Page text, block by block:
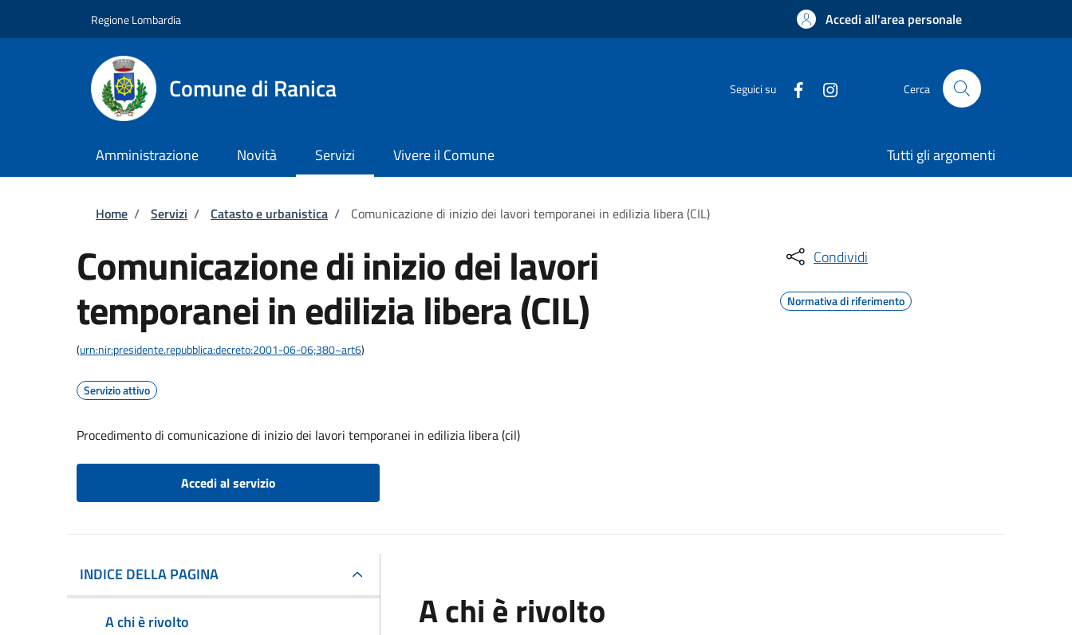
Regione Lombardia Accedi all'area personale
Comune di Ranica Seguici su Cerca
Amministrazione Novità Servizi Vivere il Comune Tutti gli argomenti
Briciole di pane
Home / Servizi / Catasto e urbanistica / Comunicazione di inizio dei lavori temporanei in edilizia libera (CIL)
Comunicazione di inizio dei lavori
temporanei in edilizia libera (CIL)
(urn:nir:presidente.repubblica:decreto:2001-06-06;380~art6)
Servizio attivo
Procedimento di comunicazione di inizio dei lavori temporanei in edilizia libera (cil)
Accedi al servizio
Condividi
Normativa di riferimento
INDICE DELLA PAGINA
A chi è rivolto
A chi è rivolto